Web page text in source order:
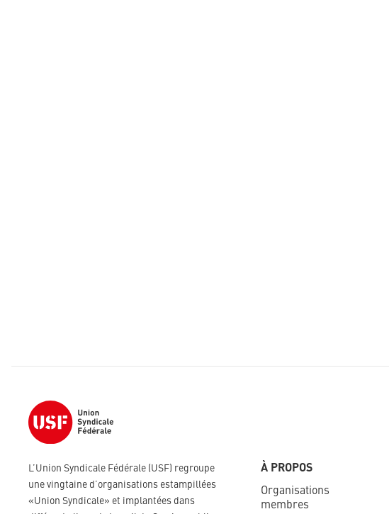
L’Union Syndicale Fédérale (USF) regroupe
une vingtaine d’organisations estampillées
«Union Syndicale» et implantées dans
À PROPOS
Organisations
membres